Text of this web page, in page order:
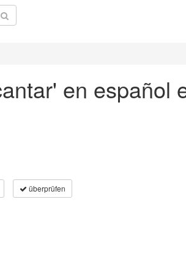
en español
überprüfen